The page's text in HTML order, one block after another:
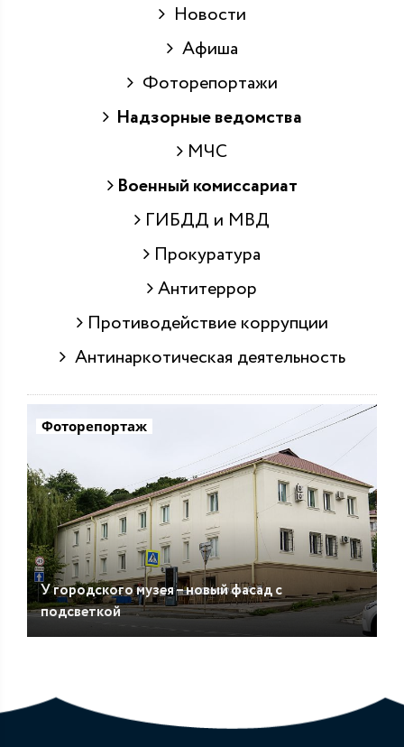
Новости
Афиша
Фоторепортажи
Надзорные ведомства
МЧС
Военный комиссариат
ГИБДД и МВД
Прокуратура
Антитеррор
Противодействие коррупции
Антинаркотическая деятельность
Фоторепортаж
У городского музея – новый фасад с
подсветкой